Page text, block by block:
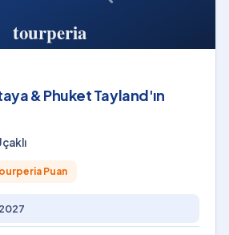
& Phuket Tayland'ın
Puan